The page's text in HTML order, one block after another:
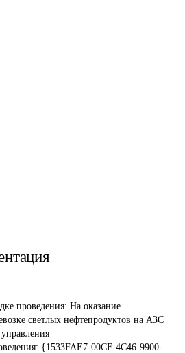
проведения: На оказание
светлых нефтепродуктов на АЗС
{1533FAE7-00CF-4C46-9900-